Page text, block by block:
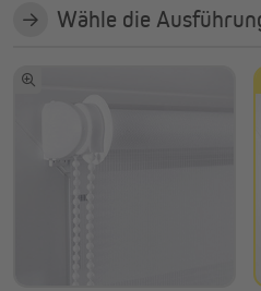
Wähle die